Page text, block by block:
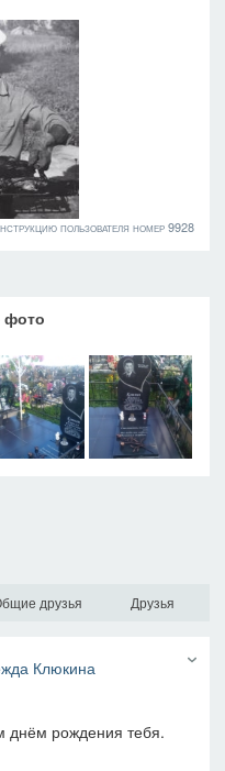
пользователя номер 9928
фото
друзья Друзья
Клюкина
днём рождения тебя.